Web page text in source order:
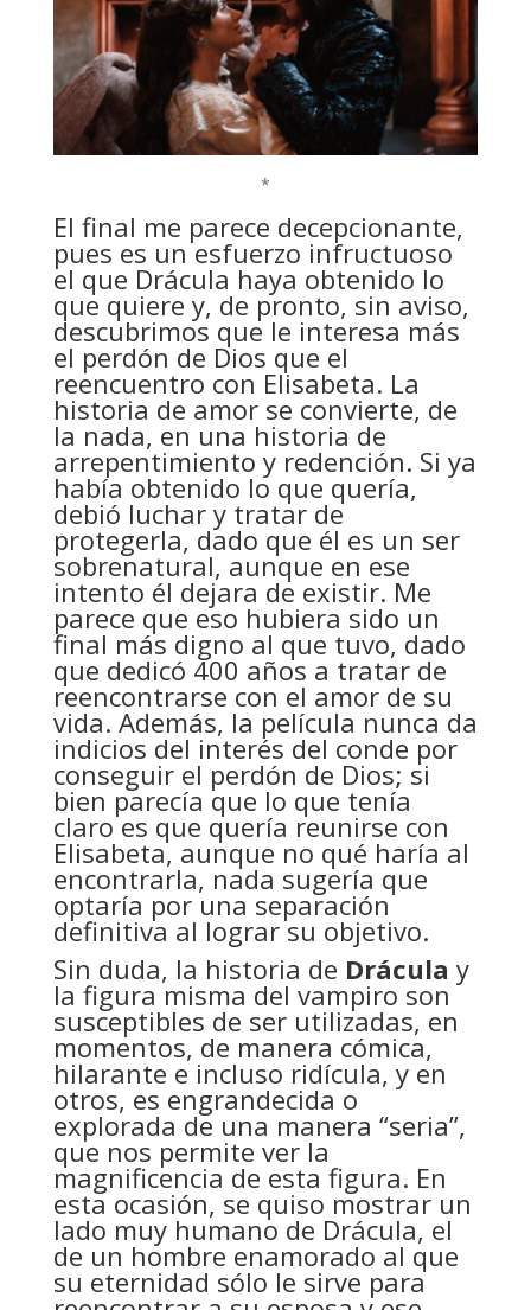
*
El final me parece decepcionante,
pues es un esfuerzo infructuoso
el que Drácula haya obtenido lo
que quiere y, de pronto, sin aviso,
descubrimos que le interesa más
el perdón de Dios que el
reencuentro con Elisabeta. La
historia de amor se convierte, de
la nada, en una historia de
arrepentimiento y redención. Si ya
había obtenido lo que quería,
debió luchar y tratar de
protegerla, dado que él es un ser
sobrenatural, aunque en ese
intento él dejara de existir. Me
parece que eso hubiera sido un
final más digno al que tuvo, dado
que dedicó 400 años a tratar de
reencontrarse con el amor de su
vida. Además, la película nunca da
indicios del interés del conde por
conseguir el perdón de Dios; si
bien parecía que lo que tenía
claro es que quería reunirse con
Elisabeta, aunque no qué haría al
encontrarla, nada sugería que
optaría por una separación
definitiva al lograr su objetivo.
Sin duda, la historia de Drácula y
la figura misma del vampiro son
susceptibles de ser utilizadas, en
momentos, de manera cómica,
hilarante e incluso ridícula, y en
otros, es engrandecida o
explorada de una manera “seria”,
que nos permite ver la
magnificencia de esta figura. En
esta ocasión, se quiso mostrar un
lado muy humano de Drácula, el
de un hombre enamorado al que
su eternidad sólo le sirve para